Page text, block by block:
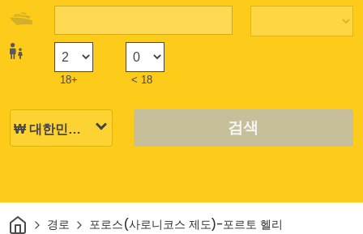
18+ < 18
검색
집 경로 포로스(사로니코스 제도)-포르토 헬리